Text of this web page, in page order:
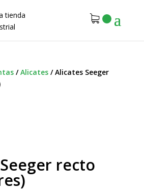
/Alicates/Alicates Seeger
recto